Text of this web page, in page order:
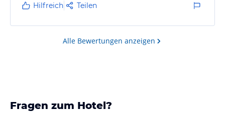
Hilfreich Teilen
Alle Bewertungen anzeigen
Fragen zum Hotel?